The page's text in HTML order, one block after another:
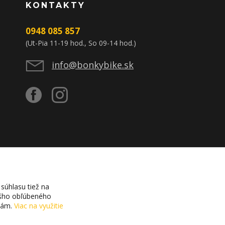
KONTAKTY
0948 085 857
(Ut-Pia 11-19 hod., So 09-14 hod.)
info@bonkybike.sk
tiež na
obľúbeného
Viac na využitie